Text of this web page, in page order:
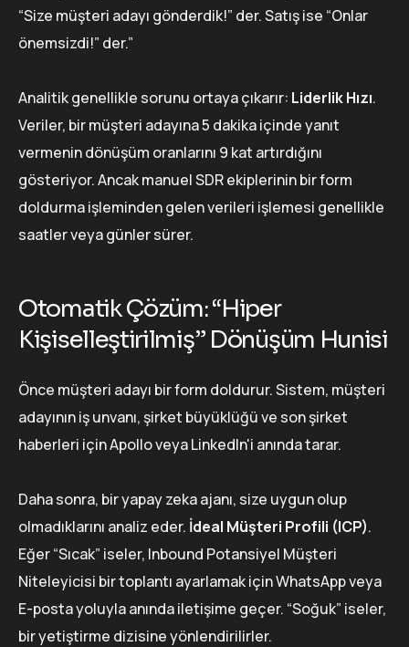
“Size müşteri adayı gönderdik!” der. Satış ise “Onlar
önemsizdi!” der.”
Analitik genellikle sorunu ortaya çıkarır: Liderlik Hızı.
Veriler, bir müşteri adayına 5 dakika içinde yanıt
vermenin dönüşüm oranlarını 9 kat artırdığını
gösteriyor. Ancak manuel SDR ekiplerinin bir form
doldurma işleminden gelen verileri işlemesi genellikle
saatler veya günler sürer.
Otomatik Çözüm: “Hiper
Kişiselleştirilmiş” Dönüşüm Hunisi
Önce müşteri adayı bir form doldurur. Sistem, müşteri
adayının iş unvanı, şirket büyüklüğü ve son şirket
haberleri için Apollo veya LinkedIn'i anında tarar.
Daha sonra, bir yapay zeka ajanı, size uygun olup
olmadıklarını analiz eder. İdeal Müşteri Profili (ICP).
Eğer “Sıcak” iseler, Inbound Potansiyel Müşteri
Niteleyicisi bir toplantı ayarlamak için WhatsApp veya
E-posta yoluyla anında iletişime geçer. “Soğuk” iseler,
bir yetiştirme dizisine yönlendirilirler.